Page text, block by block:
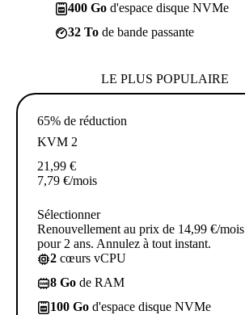
400 Go d'espace disque NVMe
32 To de bande passante
LE PLUS POPULAIRE
65% de réduction
KVM 2
21,99 €
7,79 €/mois
Sélectionner
Renouvellement au prix de 14,99 €/mois
pour 2 ans. Annulez à tout instant.
2 cœurs vCPU
8 Go de RAM
100 Go d'espace disque NVMe